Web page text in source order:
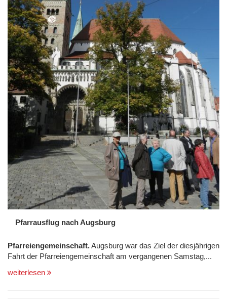
Pfarrausflug nach Augsburg
Pfarreiengemeinschaft.Augsburg war das Ziel der diesjährigen
Fahrt der Pfarreiengemeinschaft am vergangenen Samstag,...
weiterlesen